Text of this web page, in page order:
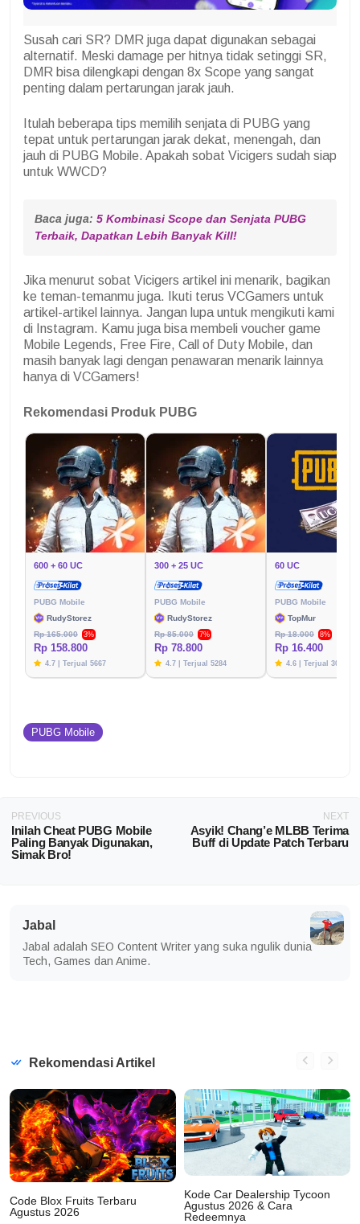
Susah cari SR? DMR juga dapat digunakan sebagai
alternatif. Meski damage per hitnya tidak setinggi SR,
DMR bisa dilengkapi dengan 8x Scope yang sangat
penting dalam pertarungan jarak jauh.
Itulah beberapa tips memilih senjata di PUBG yang
tepat untuk pertarungan jarak dekat, menengah, dan
jauh di PUBG Mobile. Apakah sobat Vicigers sudah siap
untuk WWCD?
Baca juga: 5 Kombinasi Scope dan Senjata PUBG
Terbaik, Dapatkan Lebih Banyak Kill!
Jika menurut sobat Vicigers artikel ini menarik, bagikan
ke teman-temanmu juga. Ikuti terus VCGamers untuk
artikel-artikel lainnya. Jangan lupa untuk mengikuti kami
di Instagram. Kamu juga bisa membeli voucher game
Mobile Legends, Free Fire, Call of Duty Mobile, dan
masih banyak lagi dengan penawaran menarik lainnya
hanya di VCGamers!
Rekomendasi Produk PUBG
600 + 60 UC
PUBG Mobile
RudyStorez
Rp 165.000
3%
Rp 158.800
4.7 | Terjual 5667
300 + 25 UC
PUBG Mobile
RudyStorez
Rp 85.000
7%
Rp 78.800
4.7 | Terjual 5284
60 UC
PUBG Mobile
TopMur
Rp 18.000
8%
Rp 16.400
4.6 | Terjual 3020
PUBG Mobile
PREVIOUS
Inilah Cheat PUBG Mobile
Paling Banyak Digunakan,
Simak Bro!
NEXT
Asyik! Chang’e MLBB Terima
Buff di Update Patch Terbaru
Jabal
Jabal adalah SEO Content Writer yang suka ngulik dunia
Tech, Games dan Anime.
Rekomendasi Artikel
Code Blox Fruits Terbaru
Agustus 2026
Kode Car Dealership Tycoon
Agustus 2026 & Cara
Redeemnya